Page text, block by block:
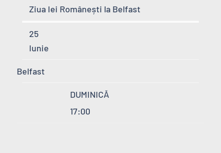
Ziua Iei Românești la Belfast
25
Iunie
Belfast
DUMINICĂ
17:00